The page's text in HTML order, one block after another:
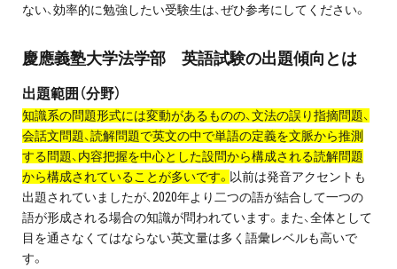
採用情報
プライバシーポリシー
免責事項・著作権等
ない、効率的に勉強したい受験生は、ぜひ参考にしてください。
慶應義塾大学法学部 英語試験の出題傾向とは
出題範囲（分野）
知識系の問題形式には変動があるものの、文法の誤り指摘問題、
会話文問題、読解問題で英文の中で単語の定義を文脈から推測
する問題、内容把握を中心とした設問から構成される読解問題
から構成されていることが多いです。 以前は発音アクセントも
出題されていましたが、2020年より二つの語が結合して一つの
語が形成される場合の知識が問われています。また、全体として
目を通さなくてはならない英文量は多く語彙レベルも高いで
す。